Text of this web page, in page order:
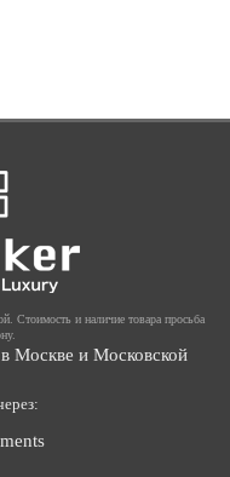
Стоимость и наличие товара просьба
Москве и Московской